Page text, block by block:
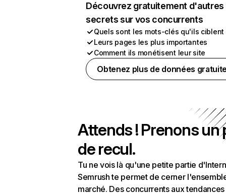
Découvrez gratuitement d'autres
secrets sur vos concurrents
Quels sont les mots-clés qu'ils ciblent
Leurs pages les plus importantes
Comment ils monétisent leur site
Obtenez plus de données
Attends ! Prenons un
de recul.
Tu ne vois là qu'une petite partie
Semrush te permet de cerner
marché. Des concurrents aux